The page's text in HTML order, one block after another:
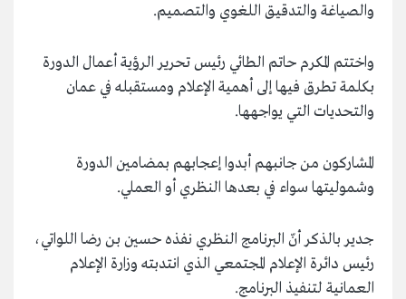
والصياغة والتدقيق اللغوي والتصميم.
واختتم المكرم حاتم الطائي رئيس تحرير الرؤية أعمال الدورة
بكلمة تطرق فيها إلى أهمية الإعلام ومستقبله في عمان
والتحديات التي يواجهها.
المشاركون من جانبهم أبدوا إعجابهم بمضامين الدورة
وشموليتها سواء في بعدها النظري أو العملي.
جدير بالذكر أنّ البرنامج النظري نفذه حسين بن رضا اللواتي،
رئيس دائرة الإعلام المجتمعي الذي انتدبته وزارة الإعلام
العمانية لتنفيذ البرنامج.